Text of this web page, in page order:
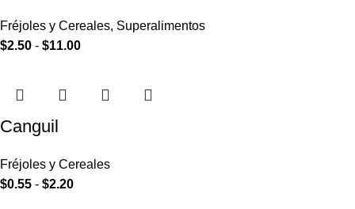
Fréjoles y Cereales, Superalimentos
$2.50 - $11.00
Canguil
Fréjoles y Cereales
$0.55 - $2.20